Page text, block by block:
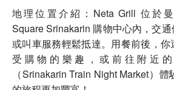
地理位置介紹：Neta Grill 位於
Square Srinakarin 購物中心內，交
或叫車服務輕鬆抵達。用餐前後，
受購物的樂趣，或前往附近
（Srinakarin Train Night Market）